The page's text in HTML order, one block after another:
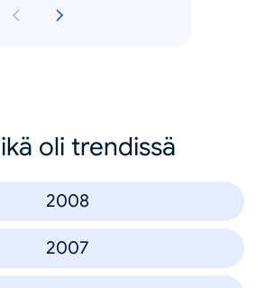
oli trendissä
2008
2007